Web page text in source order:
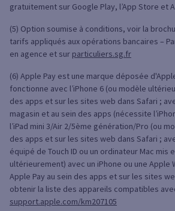
gratuitement sur Google Play, l’App Store et
(5) Option soumise à conditions, voir la
tarifs appliqués aux opérations bancaires –
en agence et sur particuliers.sg.fr
(6) Apple Pay est une marque déposée
fonctionne avec l’iPhone 6 (ou modèle
des apps et sur les sites web dans Safari ;
magasin et au sein des apps (nécessite
l’iPad mini 3/Air 2/5ème génération/Pro (ou
des apps et sur les sites web dans Safari ;
équipé de Touch ID ou un ordinateur Mac mis
ultérieurement) avec un iPhone ou une Apple
Apple Pay au sein des apps et sur les sites
obtenir la liste des appareils compatibles
support.apple.com/km207105